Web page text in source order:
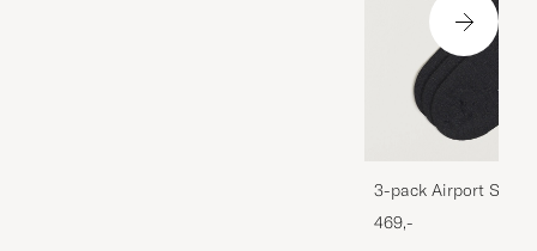
3-pack Airport
Melange
469,-